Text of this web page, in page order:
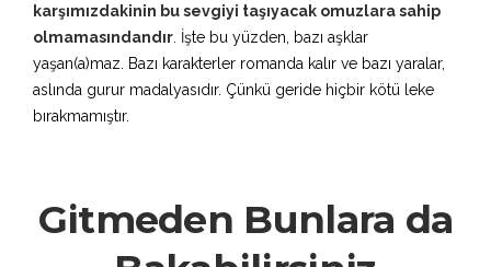
karşımızdakinin bu sevgiyi taşıyacak omuzlara sahip
olmamasındandır . İşte bu yüzden, bazı aşklar
yaşan(a)maz. Bazı karakterler romanda kalır ve bazı yaralar,
aslında gurur madalyasıdır. Çünkü geride hiçbir kötü leke
bırakmamıştır.
Gitmeden Bunlara da